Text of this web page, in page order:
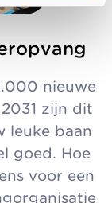
nieuwe
zijn dit
leuke baan
goed. Hoe
voor een